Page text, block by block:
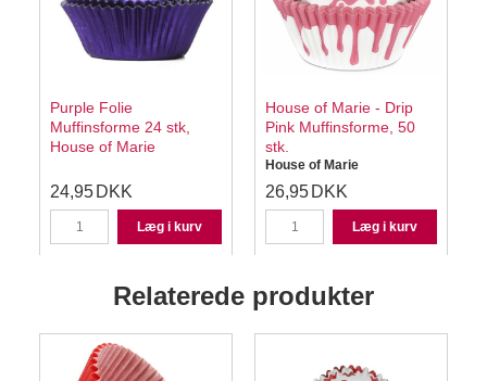
Purple Folie
Muffinsforme 24 stk,
House of Marie
24,95 DKK
Læg i kurv
House of Marie - Drip
Pink Muffinsforme, 50
stk.
House of Marie
26,95 DKK
Læg i kurv
Relaterede produkter